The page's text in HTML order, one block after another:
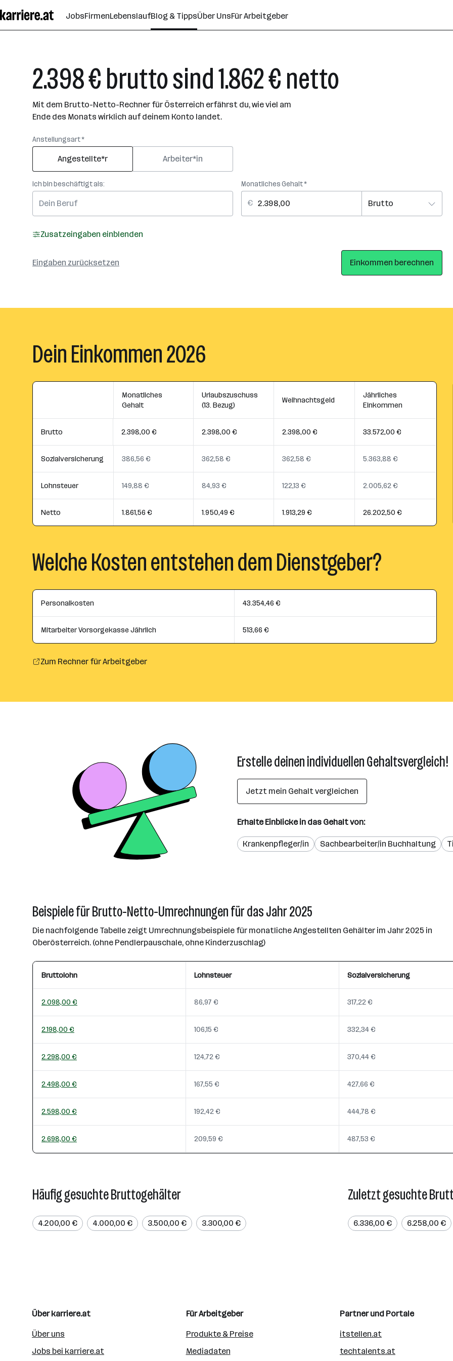
Seiteninhalt
springen
JobsFirmenLebenslaufBlog & TippsÜber UnsFür Arbeitgeber
2.398 € brutto sind 1.862 € netto
Mit dem Brutto-Netto-Rechner für Österreich erfährst du, wie viel am
Ende des Monats wirklich auf deinem Konto landet.
Anstellungsart *
Angestellte*r Arbeiter*in
Ich bin beschäftigt als: Monatliches Gehalt *
Zusatzeingaben einblenden
Eingaben zurücksetzen Einkommen berechnen
Dein Einkommen 2026
Monatliches
Gehalt
Urlaubszuschuss
(13. Bezug)
Weihnachtsgeld
Jährliches
Einkommen
Brutto 2.398,00 € 2.398,00 € 2.398,00 € 33.572,00 €
Sozialversicherung 386,56 € 362,58 € 362,58 € 5.363,88 €
Lohnsteuer 149,88 € 84,93 € 122,13 € 2.005,62 €
Netto 1.861,56 € 1.950,49 € 1.913,29 € 26.202,50 €
Welche Kosten entstehen dem Dienstgeber?
Personalkosten 43.354,46 €
Mitarbeiter Vorsorgekasse Jährlich 513,66 €
Zum Rechner für Arbeitgeber
Erstelle deinen individuellen Gehaltsvergleich!
Jetzt mein Gehalt vergleichen
Erhalte Einblicke in das Gehalt von:
Krankenpfleger/in Sachbearbeiter/in Buchhaltung
Beispiele für Brutto-Netto-Umrechnungen für das Jahr 2025
Die nachfolgende Tabelle zeigt Umrechnungsbeispiele für monatliche Angestellten Gehälter im Jahr 2025 in
Oberösterreich. (ohne Pendlerpauschale, ohne Kinderzuschlag)
Bruttolohn Lohnsteuer Sozialversicherung
2.098,00 € 86,97 € 317,22 €
2.198,00 € 106,15 € 332,34 €
2.298,00 € 124,72 € 370,44 €
2.498,00 € 167,55 € 427,66 €
2.598,00 € 192,42 € 444,78 €
2.698,00 € 209,59 € 487,53 €
Häufig gesuchte Bruttogehälter
4.200,00 € 4.000,00 € 3.500,00 € 3.300,00 €
Zuletzt gesuchte
6.336,00 € 6.258,00 €
Über karriere.at
Über uns
Jobs bei karriere.at
Für Arbeitgeber
Produkte & Preise
Mediadaten
Partner und Portale
itstellen.at
techtalents.at